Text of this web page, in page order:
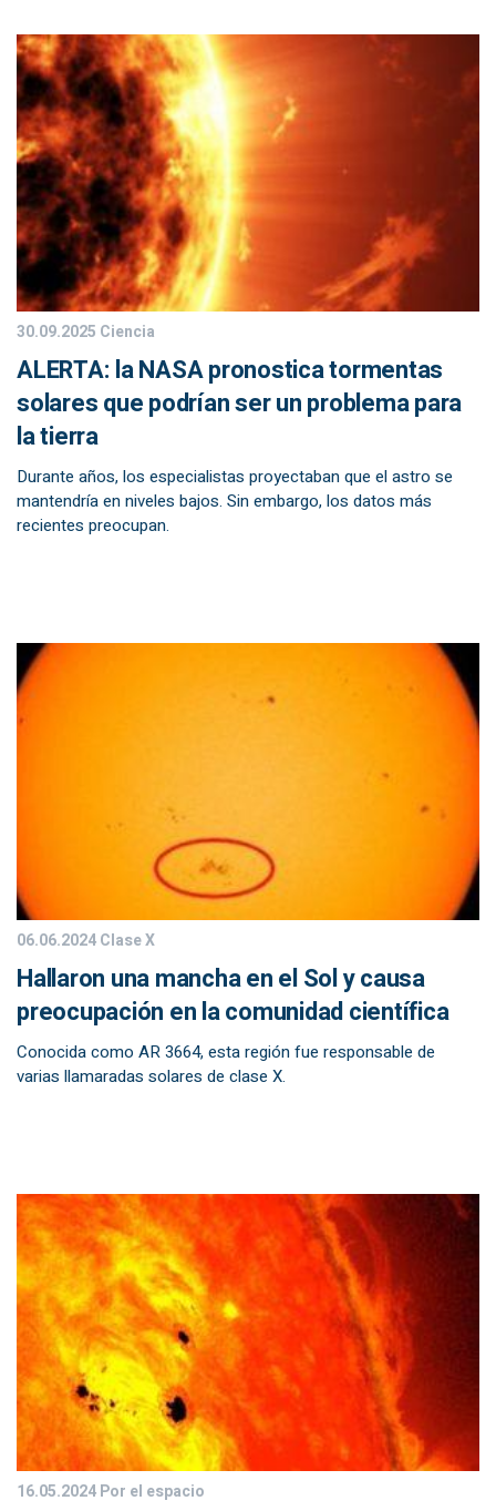
30.09.2025 Ciencia
ALERTA: la NASA pronostica tormentas
solares que podrían ser un problema para
la tierra
Durante años, los especialistas proyectaban que el astro se
mantendría en niveles bajos. Sin embargo, los datos más
recientes preocupan.
06.06.2024Clase X
Hallaron una mancha en el Sol y causa
preocupación en la comunidad científica
Conocida como AR 3664, esta región fue responsable de
varias llamaradas solares de clase X.
16.05.2024Por el espacio